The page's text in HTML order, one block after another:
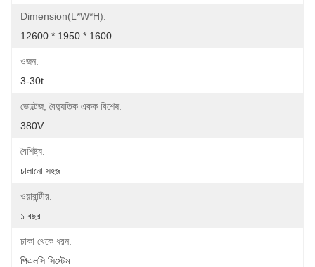
Dimension(L*W*H):
12600 * 1950 * 1600
ওজন:
3-30t
ভোল্টেজ, বৈদ্যুতিক একক বিশেষ:
380V
বৈশিষ্ট্য:
চালানো সহজ
ওয়ারান্টীর:
১ বছর
ঢাকা থেকে ধরন:
পিএলসি সিস্টেম